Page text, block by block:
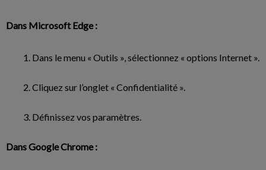
Dans Microsoft Edge :
Dans le menu « Outils », sélectionnez « options Internet ».
Cliquez sur l’onglet « Confidentialité ».
Définissez vos paramètres.
Dans Google Chrome :